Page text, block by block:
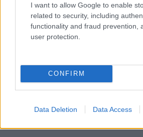
I want to allow Google to enable
related to security, including
functionality and fraud prevention,
user protection.
CONFIRM
Data Deletion Data Access
Aktuális
Paks II.: Mit jelent
mérföldköve a
árnyékában?
Helyi hírek
Amire többmillióan